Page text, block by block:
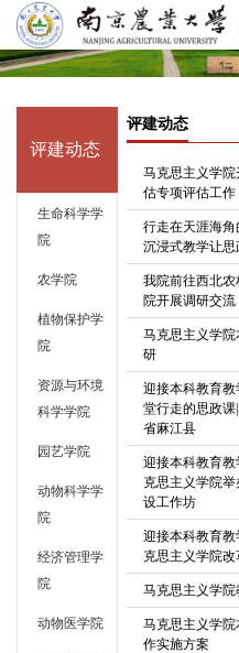
评建动态
生命科学学
院
农学院
植物保护学
院
资源与环境
科学学院
园艺学院
动物科学学
院
经济管理学
院
动物医学院
评建动态
马克思主义学
估专项评估工作
行走在天涯海角
沉浸式教学让思
我院前往西北
院开展调研交流
马克思主义学
研
迎接本科教育
堂行走的思政课
省麻江县
迎接本科教育
克思主义学院
设工作坊
迎接本科教育
克思主义学院
马克思主义学
马克思主义学
作实施方案